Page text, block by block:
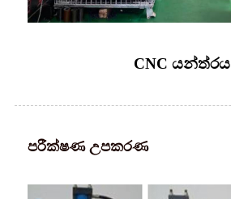
CNC යන්ත්රය
පරීක්ෂණ උපකරණ